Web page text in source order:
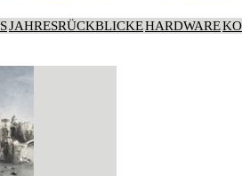
JAHRESRÜCKBLICKEHARDWARE